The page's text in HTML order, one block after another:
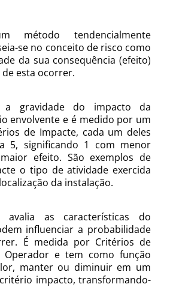
método tendencialmente
se no conceito de risco como
da sua consequência (efeito)
esta ocorrer.
a gravidade do impacto da
envolvente e é medido por um
de Impacte, cada um deles
5, significando 1 com menor
efeito. São exemplos de
o tipo de atividade exercida
da instalação.
avalia as características do
influenciar a probabilidade
É medida por Critérios de
Operador e tem como função
manter ou diminuir em um
impacto, transformando-